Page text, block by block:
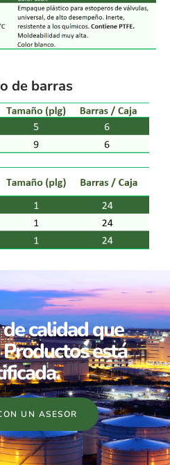
de barras
calidad que
está
UN ASESOR